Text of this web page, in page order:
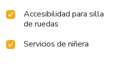
Accesibilidad para silla
de ruedas
Servicios de niñera